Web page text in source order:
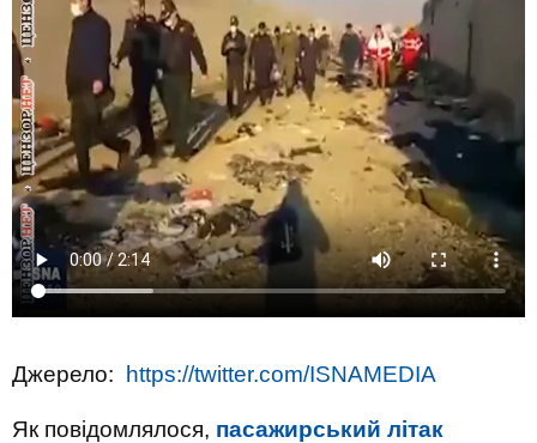
Джерело: https://twitter.com/ISNAMEDIA
Як повідомлялося, пасажирський літак